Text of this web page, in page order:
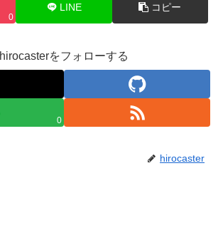
0
LINE コピー
hirocasterをフォローする
0
hirocaster